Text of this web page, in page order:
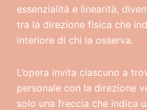
essenzialità e linearità,
tra la direzione fisica che
interiore di chi la osserva.
L’opera invita ciascuno a
personale con la direzione
solo una freccia che indica